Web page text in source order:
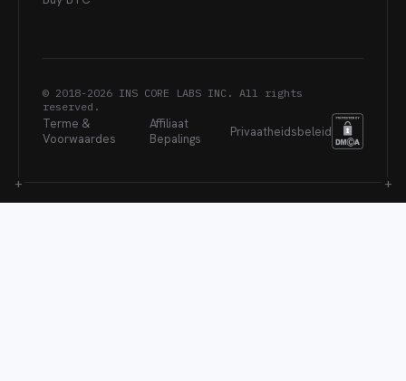
© 2018-2026 INS CORE LABS INC. All rights
reserved.
Terme &
Voorwaardes
Affiliaat
Bepalings
Privaatheidsbeleid